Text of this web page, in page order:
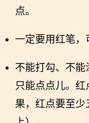
点。
一定要用红笔，
不能打勾、不能
只能点点儿。
果，红点要至少